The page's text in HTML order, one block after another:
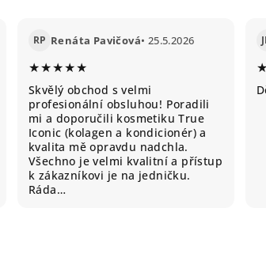
RP Renáta Pavičová• 25.5.2026
★★★★★
Skvělý obchod s velmi
profesionální obsluhou! Poradili
mi a doporučili kosmetiku True
Iconic (kolagen a kondicionér) a
kvalita mě opravdu nadchla.
Všechno je velmi kvalitní a přístup
k zákazníkovi je na jedničku.
Ráda…